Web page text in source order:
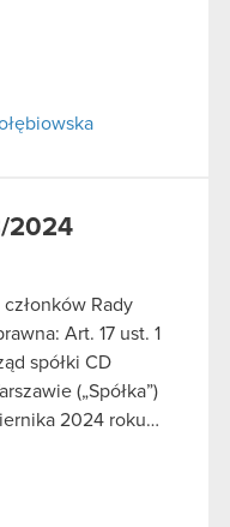
2024
Rady
Art. 17 ust. 1
spółki CD
(„Spółka”)
2024 roku…